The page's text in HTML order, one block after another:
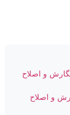
و اصلاح
و اصلاح